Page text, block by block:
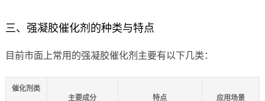
三、强凝胶催化剂的种类与特点
目前市面上常用的强凝胶催化剂主要有以下几类：
催化剂类
主要成分 特点 应用场景